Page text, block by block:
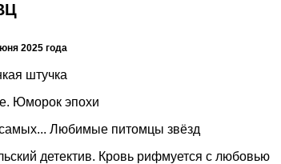
2025 года
штучка
Юморок эпохи
Любимые питомцы звёзд
детектив. Кровь рифмуется с любовью